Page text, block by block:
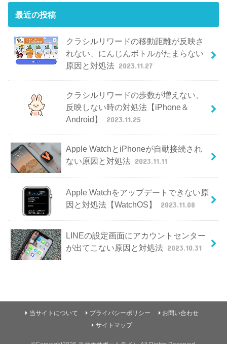
最近の投稿
クラシルリワードの移動距離が反映さ
れない、にんじんボトルがたまらない
原因と対処法 2023.11.27
クラシルリワードの歩数が増えない、
反映しない時の対処法【iPhone＆
Android】
2023.11.25
Apple WatchとiPhoneが自動接続され
ない原因と対処法 2023.11.11
Apple Watchをアップデートできない原
因と対処法【WatchOS】
2023.11.08
LINEの設定画面にアカウントセンター
が出てこない原因と対処法 2023.10.31
当サイトについて プライバシーポリシー
お問い合わせ
サイトマップ